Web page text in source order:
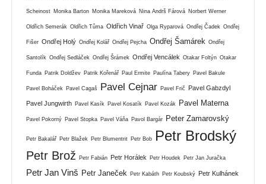
Scheinost Monika Barton Monika Mareková Nina Andrš Fárová Norbert Werner
Oldřich Semerák Oldřich Tůma Oldřich Vinař Olga Ryparová Ondřej Čadek Ondřej
Fišer Ondřej Holý Ondřej Kolář Ondřej Pejcha Ondřej Šamárek Ondřej
Santolík Ondřej Sedláček Ondřej Šrámek Ondřej Vencálek Otakar Foltýn Otakar
Funda Patrik Doldžev Patrik Kořenář Paul Ermite Paulína Tabery Pavel Bakule
Pavel Boháček Pavel Cagaš Pavel Cejnar Pavel Frič Pavel Gabzdyl
Pavel Jungwirth Pavel Kasík Pavel Kosatík Pavel Kozák Pavel Materna
Pavel Pokorný Pavel Stopka Pavel Váňa Pavol Bargár Peter Zamarovský
Petr Bakalář Petr Blažek Petr Blumentrit Petr Bob Petr Brodský
Petr Brož Petr Fabián Petr Horálek Petr Houdek Petr Jan Juračka
Petr Jan Vinš Petr Janeček Petr Kabáth Petr Koubský Petr Kulhánek